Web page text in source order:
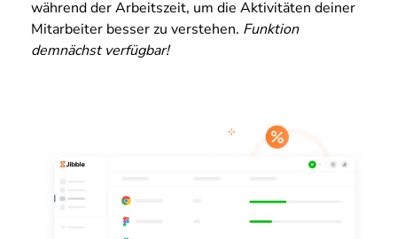
während der Arbeitszeit, um die Aktivitäten deiner
Mitarbeiter besser zu verstehen. Funktion
demnächst verfügbar!